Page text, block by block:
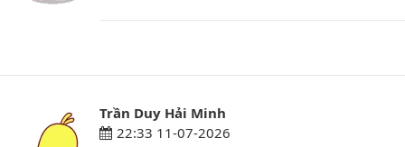
Trần Duy Hải Minh
22:33 11-07-2026